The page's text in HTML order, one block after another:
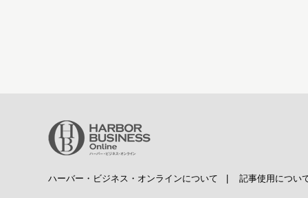
ハーバー・ビジネス・オンラインについて 記事使用につい